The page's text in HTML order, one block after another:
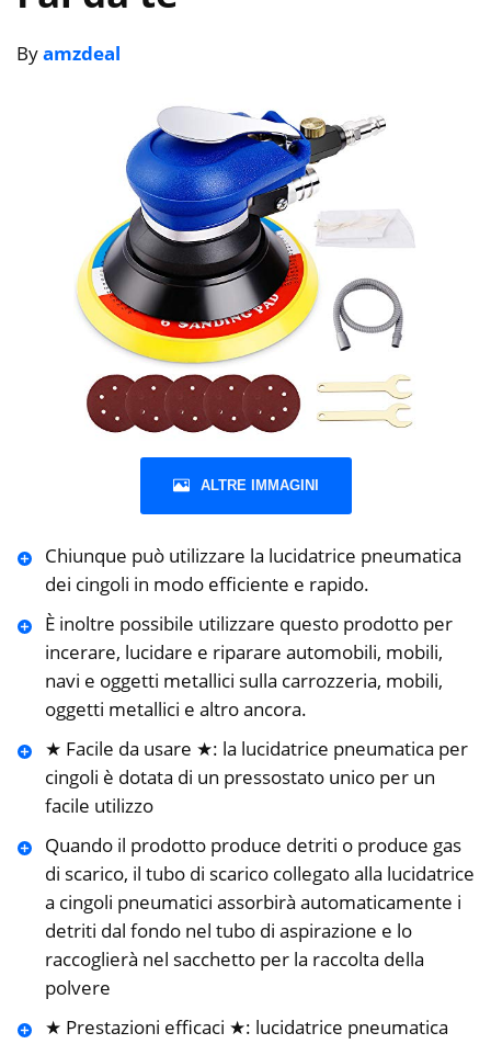
Byamzdeal
ALTRE IMMAGINI
Chiunque può utilizzare la lucidatrice pneumatica
dei cingoli in modo efficiente e rapido.
È inoltre possibile utilizzare questo prodotto per
incerare, lucidare e riparare automobili, mobili,
navi e oggetti metallici sulla carrozzeria, mobili,
oggetti metallici e altro ancora.
★ Facile da usare ★: la lucidatrice pneumatica per
cingoli è dotata di un pressostato unico per un
facile utilizzo
Quando il prodotto produce detriti o produce gas
di scarico, il tubo di scarico collegato alla lucidatrice
a cingoli pneumatici assorbirà automaticamente i
detriti dal fondo nel tubo di aspirazione e lo
raccoglierà nel sacchetto per la raccolta della
polvere
★ Prestazioni efficaci ★: lucidatrice pneumatica